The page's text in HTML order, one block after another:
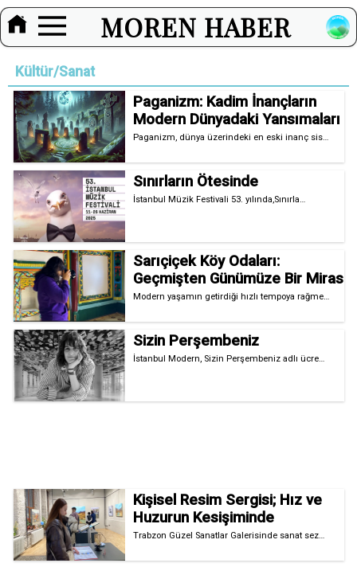
MOREN HABER
Kültür/Sanat
Paganizm: Kadim İnançların
Modern Dünyadaki Yansımaları
Paganizm, dünya üzerindeki en eski inanç sis…
Sınırların Ötesinde
İstanbul Müzik Festivali 53. yılında,Sınırla…
Sarıçiçek Köy Odaları:
Geçmişten Günümüze Bir Miras
Modern yaşamın getirdiği hızlı tempoya rağme…
Sizin Perşembeniz
İstanbul Modern, Sizin Perşembeniz adlı ücre…
Kişisel Resim Sergisi; Hız ve
Huzurun Kesişiminde
Trabzon Güzel Sanatlar Galerisinde sanat sez…